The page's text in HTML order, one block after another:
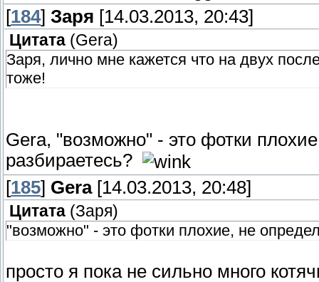
[184] Заря [14.03.2013, 20:43]
Цитата (Gera)
Заря, лично мне кажется что на двух
тоже!
Gera, "возможно" - это фотки
разбираетесь?
[185] Gera[14.03.2013, 20:48]
Цитата (Заря)
"возможно" - это фотки плохие, не
просто я пока не сильно много